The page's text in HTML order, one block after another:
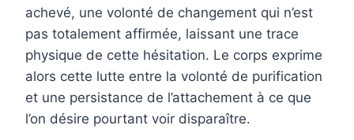
achevé, une volonté de changement qui n’est
pas totalement affirmée, laissant une trace
physique de cette hésitation. Le corps exprime
alors cette lutte entre la volonté de purification
et une persistance de l’attachement à ce que
l’on désire pourtant voir disparaître.